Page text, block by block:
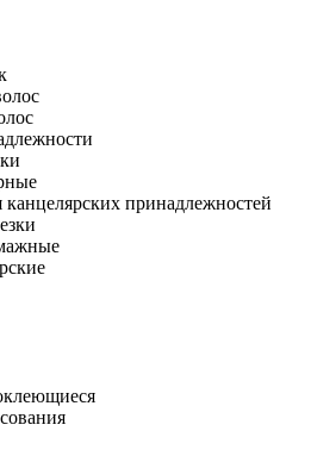
канцелярских принадлежностей